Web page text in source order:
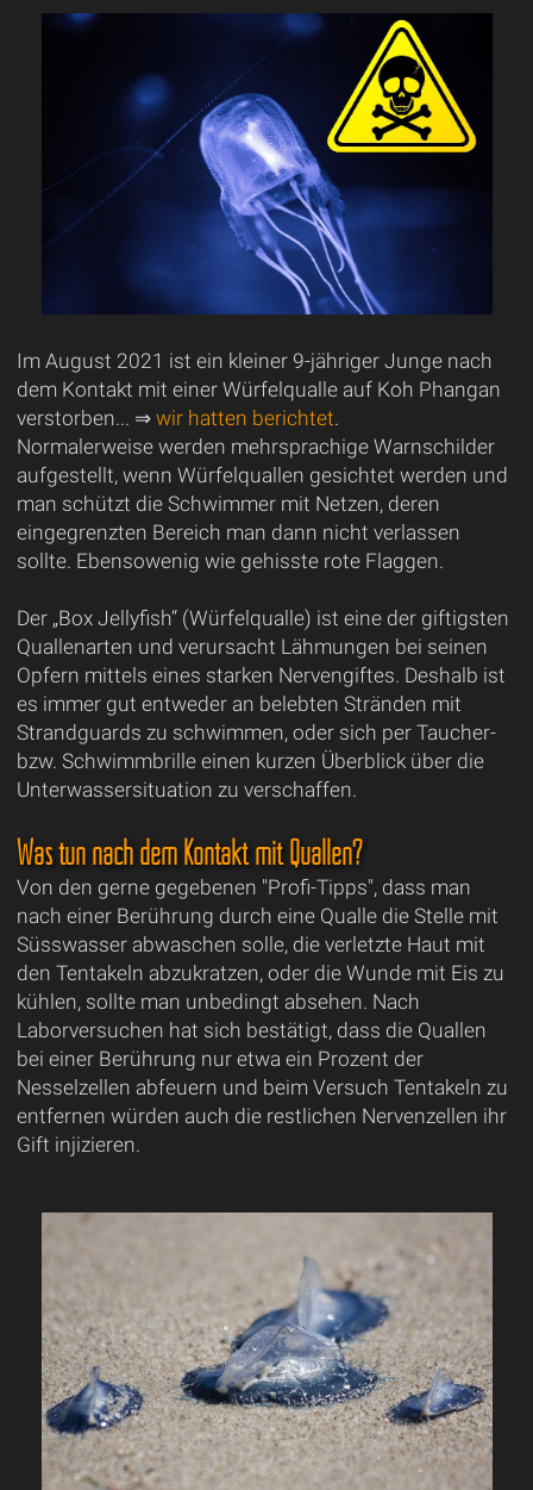
Im August 2021 ist ein kleiner 9-jähriger Junge nach
dem Kontakt mit einer Würfelqualle auf Koh Phangan
verstorben... ⇒ wir hatten berichtet.
Normalerweise werden mehrsprachige Warnschilder
aufgestellt, wenn Würfelquallen gesichtet werden und
man schützt die Schwimmer mit Netzen, deren
eingegrenzten Bereich man dann nicht verlassen
sollte. Ebensowenig wie gehisste rote Flaggen.
Der „Box Jellyfish“ (Würfelqualle) ist eine der giftigsten
Quallenarten und verursacht Lähmungen bei seinen
Opfern mittels eines starken Nervengiftes. Deshalb ist
es immer gut entweder an belebten Stränden mit
Strandguards zu schwimmen, oder sich per Taucher-
bzw. Schwimmbrille einen kurzen Überblick über die
Unterwassersituation zu verschaffen.
Was tun nach dem Kontakt mit Quallen?
Von den gerne gegebenen "Profi-Tipps", dass man
nach einer Berührung durch eine Qualle die Stelle mit
Süsswasser abwaschen solle, die verletzte Haut mit
den Tentakeln abzukratzen, oder die Wunde mit Eis zu
kühlen, sollte man unbedingt absehen. Nach
Laborversuchen hat sich bestätigt, dass die Quallen
bei einer Berührung nur etwa ein Prozent der
Nesselzellen abfeuern und beim Versuch Tentakeln zu
entfernen würden auch die restlichen Nervenzellen ihr
Gift injizieren.